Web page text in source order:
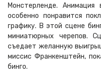
Монстерленде.
особенно понравится
графику. В этой сцене
миниатюрных черепов.
съедает желанную
миссис Франкенштейн,
бинго.